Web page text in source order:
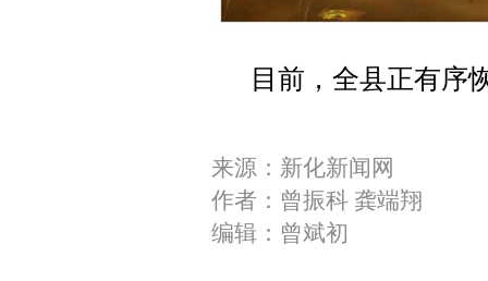
目前，全县正有序
来源：新化新闻网
作者：曾振科 龚端翔
编辑：曾斌初